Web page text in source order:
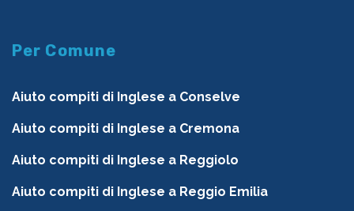
Per Comune
Aiuto compiti di Inglese a Conselve
Aiuto compiti di Inglese a Cremona
Aiuto compiti di Inglese a Reggiolo
Aiuto compiti di Inglese a Reggio Emilia